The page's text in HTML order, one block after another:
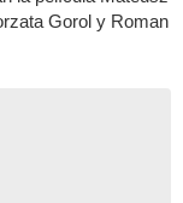
Gorol y Roman